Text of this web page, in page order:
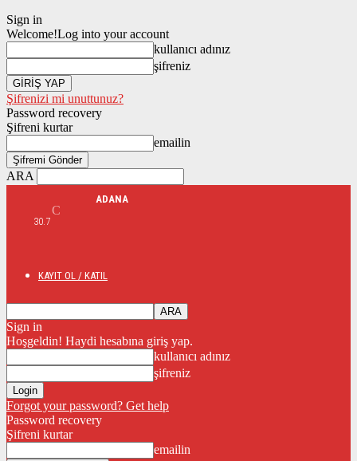
Sign in
Welcome!Log into your account
kullanıcı adınız
şifreniz
Şifrenizi mi unuttunuz?
Password recovery
Şifreni kurtar
emailin
ARA
30.7
C
ADANA
KAYIT OL / KATIL
Sign in
Hoşgeldin! Haydi hesabına giriş yap.
kullanıcı adınız
şifreniz
Forgot your password? Get help
Password recovery
Şifreni kurtar
emailin